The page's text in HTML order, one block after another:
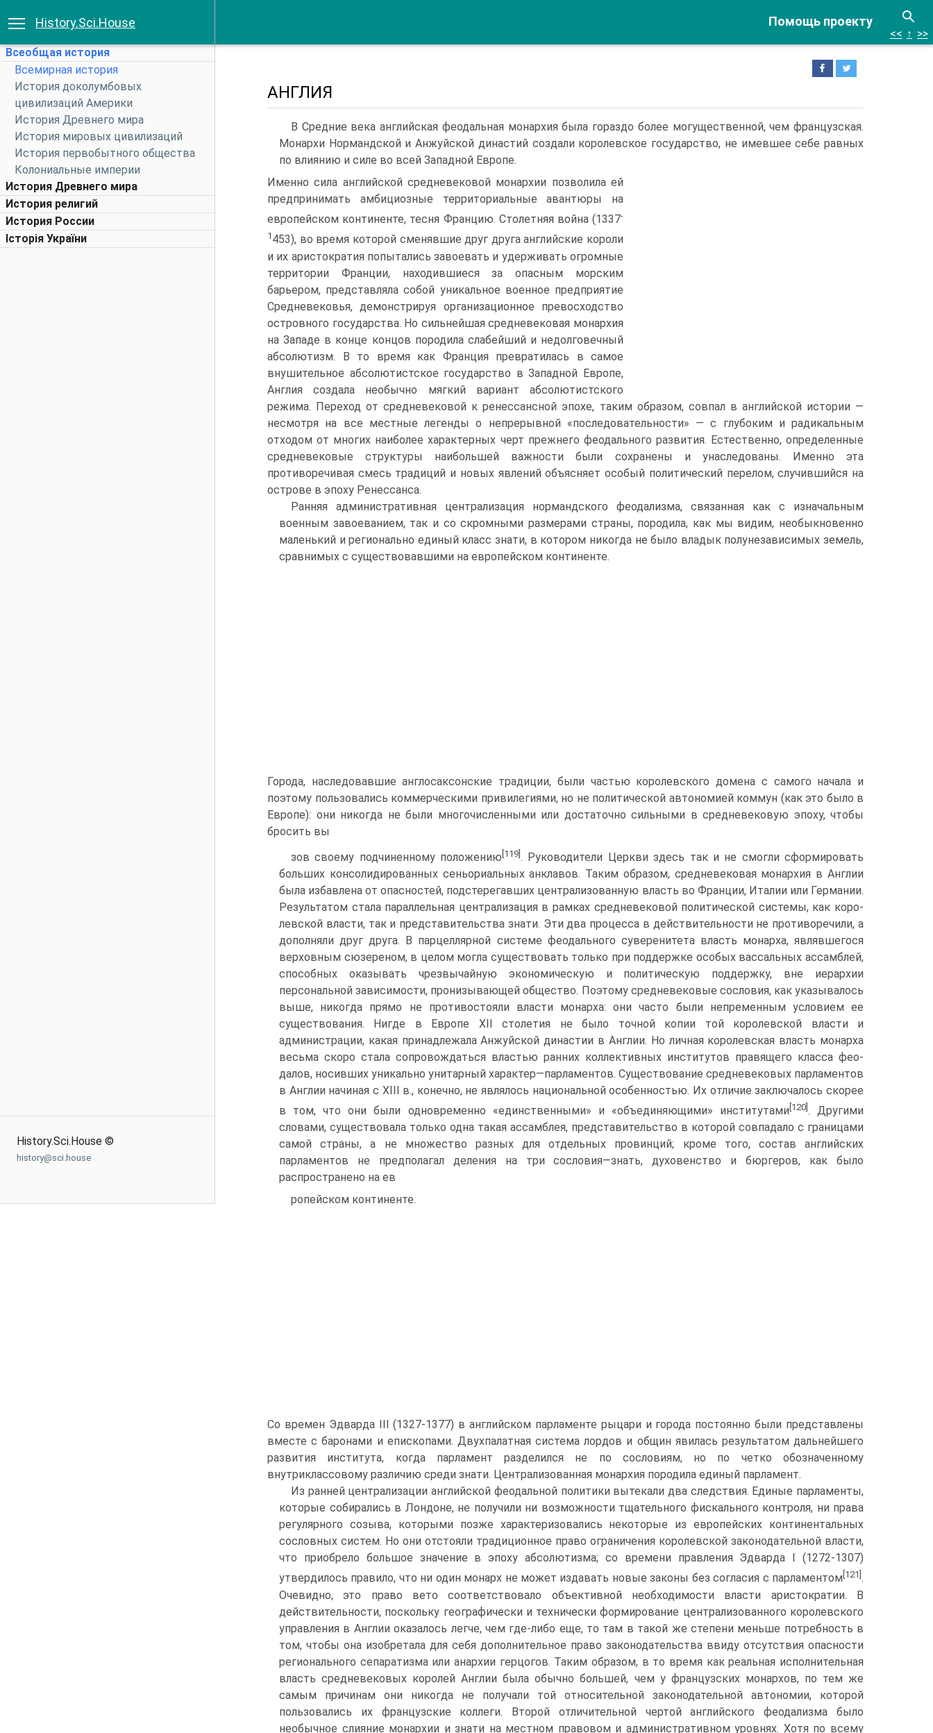
Помощь проекту
History.Sci.House
Всеобщая история
Всемирная история
История доколумбовых
цивилизаций Америки
История Древнего мира
История мировых цивилизаций
История первобытного общества
Колониальные империи
История Древнего мира
История религий
История России
Історія України
History.Sci.House ©
history@sci.house
<< ↑ >>
АНГЛИЯ
В Средние века английская феодальная монархия была гораздо более могущественной, чем французская.
Монархи Нормандской и Анжуй­ской династий создали королевское государство, не имевшее себе рав­ных
по влиянию и силе во всей Западной Европе.
Именно сила анг­лийской средневековой монархии позволила ей
предпринимать ам­бициозные территориальные авантюры на
европейском континенте, тесня Францию. Столетняя война (1337-
1 453), во время которой сменяв­шие друг друга английские короли
и их аристократия попытались за­воевать и удерживать огромные
территории Франции, находившиеся за опасным морским
барьером, представляла собой уникальное воен­ное предприятие
Средневековья, демонстрируя организационное пре­восходство
островного государства. Но сильнейшая средневековая мо­нархия
на Западе в конце концов породила слабейший и недолговечный
абсолютизм. В то время как Франция превратилась в самое
внушитель­ное абсолютистское государство в Западной Европе,
Англия создала не­обычно мягкий вариант абсолютистского
режима. Переход от средне­вековой к ренессансной эпохе, таким образом, совпал в английской истории —
несмотря на все местные легенды о непрерывной «последо­вательности» — с глубоким и радикальным
отходом от многих наиболее характерных черт прежнего феодального развития. Естественно, опре­деленные
средневековые структуры наибольшей важности были со­хранены и унаследованы. Именно эта
противоречивая смесь традиций и новых явлений объясняет особый политический перелом, случивший­ся на
острове в эпоху Ренессанса.
Ранняя административная централизация нормандского феодализма, связанная как с изначальным
военным завоеванием, так и со скромны­ми размерами страны, породила, как мы видим, необыкновенно
малень­кий и регионально единый класс знати, в котором никогда не было вла­дык полунезависимых земель,
сравнимых с существовавшими на евро­пейском континенте.
Города, наследовавшие англосаксонские традиции, были частью королевского домена с самого начала и
поэтому пользова­лись коммерческими привилегиями, но не политической автономией коммун (как это было в
Европе): они никогда не были многочисленны­ми или достаточно сильными в средневековую эпоху, чтобы
бросить вы­
зов своему подчиненному положению[119]. Руководители Церкви здесь так и не смогли сформировать
больших консолидированных сеньориаль­ных анклавов. Таким образом, средневековая монархия в Англии
была избавлена от опасностей, подстерегавших централизованную власть во Франции, Италии или Германии.
Результатом стала параллельная цен­трализация в рамках средневековой политической системы, как коро­
левской власти, так и представительства знати. Эти два процесса в дей­ствительности не противоречили, а
дополняли друг друга. В парцелляр­ной системе феодального суверенитета власть монарха, являвшегося
верховным сюзереном, в целом могла существовать только при поддерж­ке особых вассальных ассамблей,
способных оказывать чрезвычайную экономическую и политическую поддержку, вне иерархии
персональной зависимости, пронизывающей общество. Поэтому средневековые со­словия, как указывалось
выше, никогда прямо не противостояли власти монарха: они часто были непременным условием ее
существования. Ни­где в Европе XII столетия не было точной копии той королевской власти и
администрации, какая принадлежала Анжуйской династии в Англии. Но личная королевская власть монарха
весьма скоро стала сопровож­даться властью ранних коллективных институтов правящего класса фео­
далов, носивших уникально унитарный характер—парламентов. Сущест­вование средневековых парламентов
в Англии начиная с XIII в., конеч­но, не являлось национальной особенностью. Их отличие заключалось скорее
в том, что они были одновременно «единственными» и «объеди­няющими» институтами [120] . Другими
словами, существовала только одна такая ассамблея, представительство в которой совпадало с границами
самой страны, а не множество разных для отдельных провинций; кроме того, состав английских
парламентов не предполагал деления на три со­словия—знать, духовенство и бюргеров, как было
распространено на ев­
ропейском континенте.
Со времен Эдварда III (1327-1377) в английском парламенте рыцари и города постоянно были представлены
вместе с ба­ронами и епископами. Двухпалатная система лордов и общин явилась результатом дальнейшего
развития института, когда парламент разде­лился не по сословиям, но по четко обозначенному
внутриклассовому различию среди знати. Централизованная монархия породила единый парламент.
Из ранней централизации английской феодальной политики выте­кали два следствия. Единые парламенты,
которые собирались в Лондо­не, не получили ни возможности тщательного фискального контроля, ни права
регулярного созыва, которыми позже характеризовались неко­торые из европейских континентальных
сословных систем. Но они от­стояли традиционное право ограничения королевской законодательной власти,
что приобрело большое значение в эпоху абсолютизма; со вре­мени правления Эдварда I (1272-1307)
утвердилось правило, что ни один монарх не может издавать новые законы без согласия с парламентом [121] .
Очевидно, это право вето соответствовало объективной необходимости власти аристократии. В
действительности, поскольку географически и технически формирование централизованного королевского
управле­ния в Англии оказалось легче, чем где-либо еще, то там в такой же степе­ни меньше потребность в
том, чтобы она изобретала для себя дополни­тельное право законодательства ввиду отсутствия опасности
региональ­ного сепаратизма или анархии герцогов. Таким образом, в то время как реальная исполнительная
власть средневековых королей Англии была обычно большей, чем у французских монархов, по тем же
самым причи­нам они никогда не получали той относительной законодательной ав­тономии, которой
пользовались их французские коллеги. Второй отли­чительной чертой английского феодализма было
необычное слияние монархии и знати на местном правовом и административном уровнях. Хотя по всему